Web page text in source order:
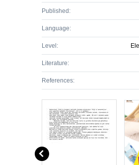
Published:
Language:
Level:
Literature:
References: